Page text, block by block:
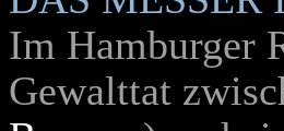
Im Hamburger
Gewalttat